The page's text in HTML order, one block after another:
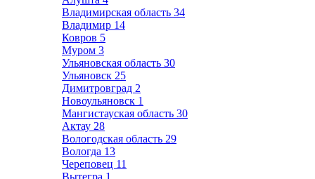
Владимирская область 34
Владимир 14
Ковров 5
Муром 3
Ульяновская область 30
Ульяновск 25
Димитровград 2
Новоульяновск 1
Мангистауская область 30
Актау 28
Вологодская область 29
Вологда 13
Череповец 11
Вытегра 1